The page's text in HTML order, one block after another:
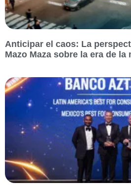
Anticipar el caos: La
Mazo Maza sobre la era de